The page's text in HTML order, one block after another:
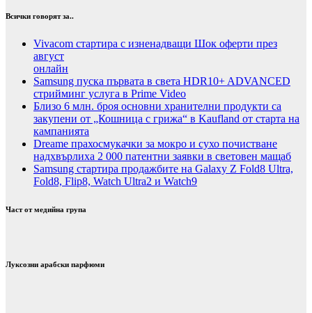
Всички говорят за..
Vivacom стартира с изненадващи Шок оферти през
август
онлайн
Samsung пуска първата в света HDR10+ ADVANCED
стрийминг услуга в Prime Video
Близо 6 млн. броя основни хранителни продукти са
закупени от „Кошница с грижа“ в Kaufland от старта на
кампанията
Dreame прахосмукачки за мокро и сухо почистване
надхвърлиха 2 000 патентни заявки в световен мащаб
Samsung стартира продажбите на Galaxy Z Fold8 Ultra,
Fold8, Flip8, Watch Ultra2 и Watch9
Част от медийна група
Луксозни арабски парфюми